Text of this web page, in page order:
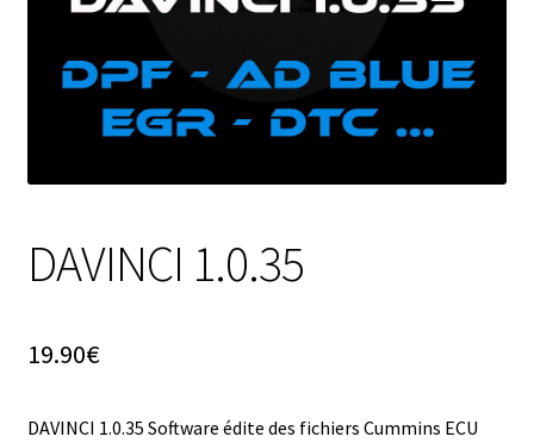
DAVINCI 1.0.35
19.90€
DAVINCI 1.0.35 Software édite des fichiers Cummins ECU